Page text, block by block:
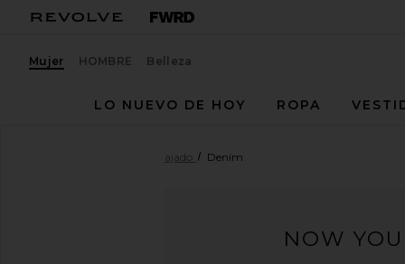
Mujer HOMBRE Belleza
LO NUEVO DE HOY
ROPA
Todo rebajado Denim
NOW